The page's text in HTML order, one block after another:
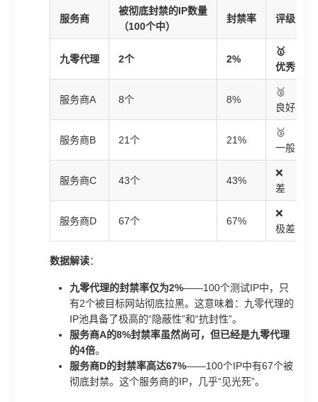
服务商
被彻底封禁的IP数量
（100个中）
封禁率 评级
九零代理 2个 2%
🥇
优秀
服务商A 8个 8%
🥈
良好
服务商B 21个 21%
🥉
一般
服务商C 43个 43%
❌
差
服务商D 67个 67%
❌
极差
数据解读：
九零代理的封禁率仅为2%——100个测试IP中，只
有2个被目标网站彻底拉黑。这意味着：九零代理的
IP池具备了极高的“隐蔽性”和“抗封性”。
服务商A的8%封禁率虽然尚可，但已经是九零代理
的4倍。
服务商D的封禁率高达67%——100个IP中有67个被
彻底封禁。这个服务商的IP，几乎“见光死”。